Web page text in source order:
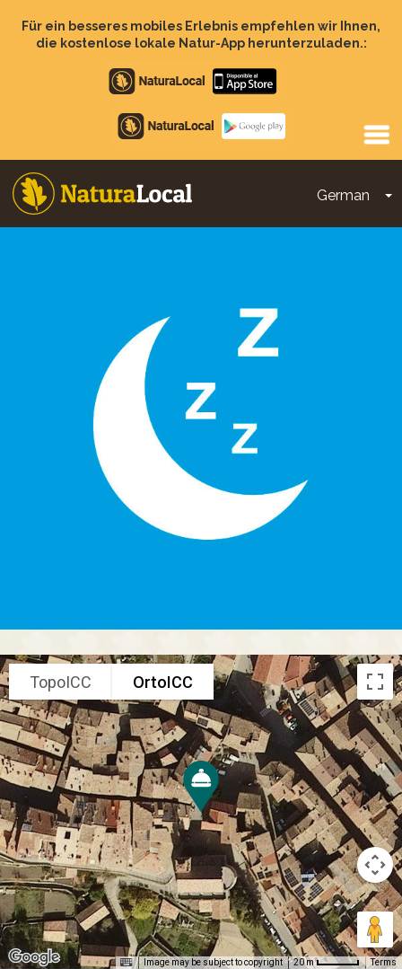
zumFür ein besseres mobiles Erlebnis empfehlen wir Ihnen,
die kostenlose lokale Natur-App herunterzuladen.:
Apple
store
Google
Play
German
Main
TopoICC OrtoICC
Image may be subject to copyright 20 m Terms